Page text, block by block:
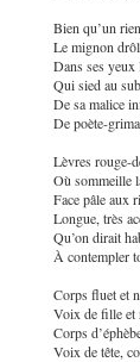
Bien qu’un
Le mignon
Dans ses yeux
Qui sied au
De sa malice
De poète-
Lèvres rouge-
Où sommeille
Face pâle aux
Longue, très
Qu’on dirait
À contempler
Corps fluet et
Voix de fille et
Corps
Voix de tête,